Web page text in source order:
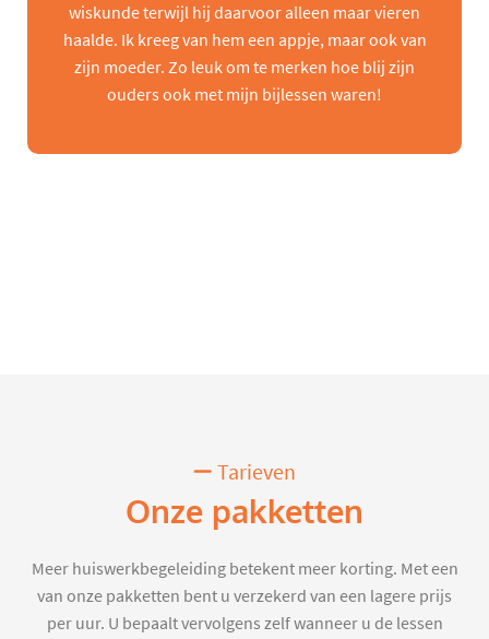
wiskunde terwijl hij daarvoor alleen maar vieren
haalde. Ik kreeg van hem een appje, maar ook van
zijn moeder. Zo leuk om te merken hoe blij zijn
ouders ook met mijn bijlessen waren!
Tarieven
Onze pakketten
Meer huiswerkbegeleiding betekent meer korting. Met een
van onze pakketten bent u verzekerd van een lagere prijs
per uur. U bepaalt vervolgens zelf wanneer u de lessen